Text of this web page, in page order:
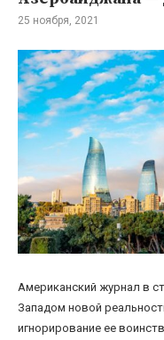
25 ноября, 2021
Американский журнал в
Западом новой
игнорирование ее